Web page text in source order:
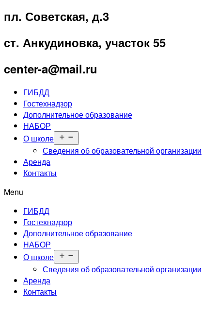
пл. Советская, д.3
ст. Анкудиновка, участок 55
center-a@mail.ru
ГИБДД
Гостехнадзор
Дополнительное образование
НАБОР
О школе
меню
Сведения об образовательной организации
Аренда
Контакты
Menu
ГИБДД
Гостехнадзор
Дополнительное образование
НАБОР
О школе
меню
Сведения об образовательной организации
Аренда
Контакты